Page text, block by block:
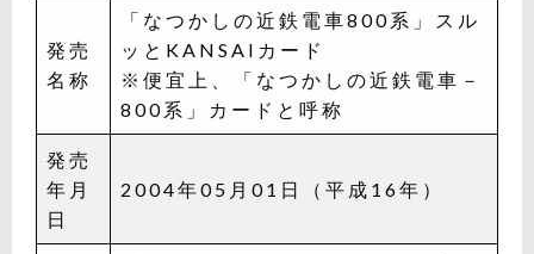
発売
名称
「なつかしの近鉄電車800系」スル
ッとKANSAIカード
※便宜上、「なつかしの近鉄電車－
800系」カードと呼称
発売
年月
日
2004年05月01日（平成16年）